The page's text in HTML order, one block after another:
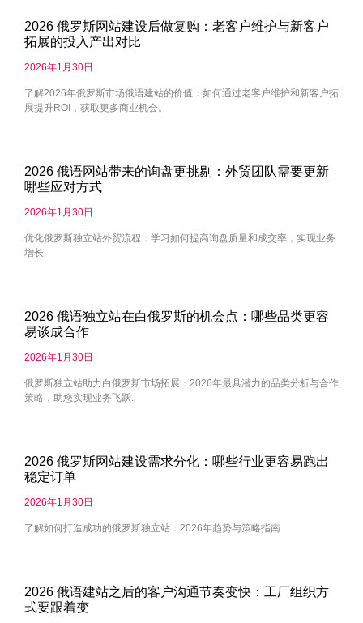
2026 俄罗斯网站建设后做复购：老客户维护与新客户
拓展的投入产出对比
2026年1月30日
了解2026年俄罗斯市场俄语建站的价值：如何通过老客户维护和新客户拓
展提升ROI，获取更多商业机会。
2026 俄语网站带来的询盘更挑剔：外贸团队需要更新
哪些应对方式
2026年1月30日
优化俄罗斯独立站外贸流程：学习如何提高询盘质量和成交率，实现业务
增长
2026 俄语独立站在白俄罗斯的机会点：哪些品类更容
易谈成合作
2026年1月30日
俄罗斯独立站助力白俄罗斯市场拓展：2026年最具潜力的品类分析与合作
策略，助您实现业务飞跃.
2026 俄罗斯网站建设需求分化：哪些行业更容易跑出
稳定订单
2026年1月30日
了解如何打造成功的俄罗斯独立站：2026年趋势与策略指南
2026 俄语建站之后的客户沟通节奏变快：工厂组织方
式要跟着变